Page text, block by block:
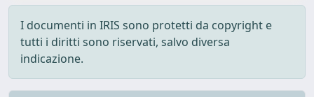
I documenti in IRIS sono protetti da copyright e
tutti i diritti sono riservati, salvo diversa
indicazione.